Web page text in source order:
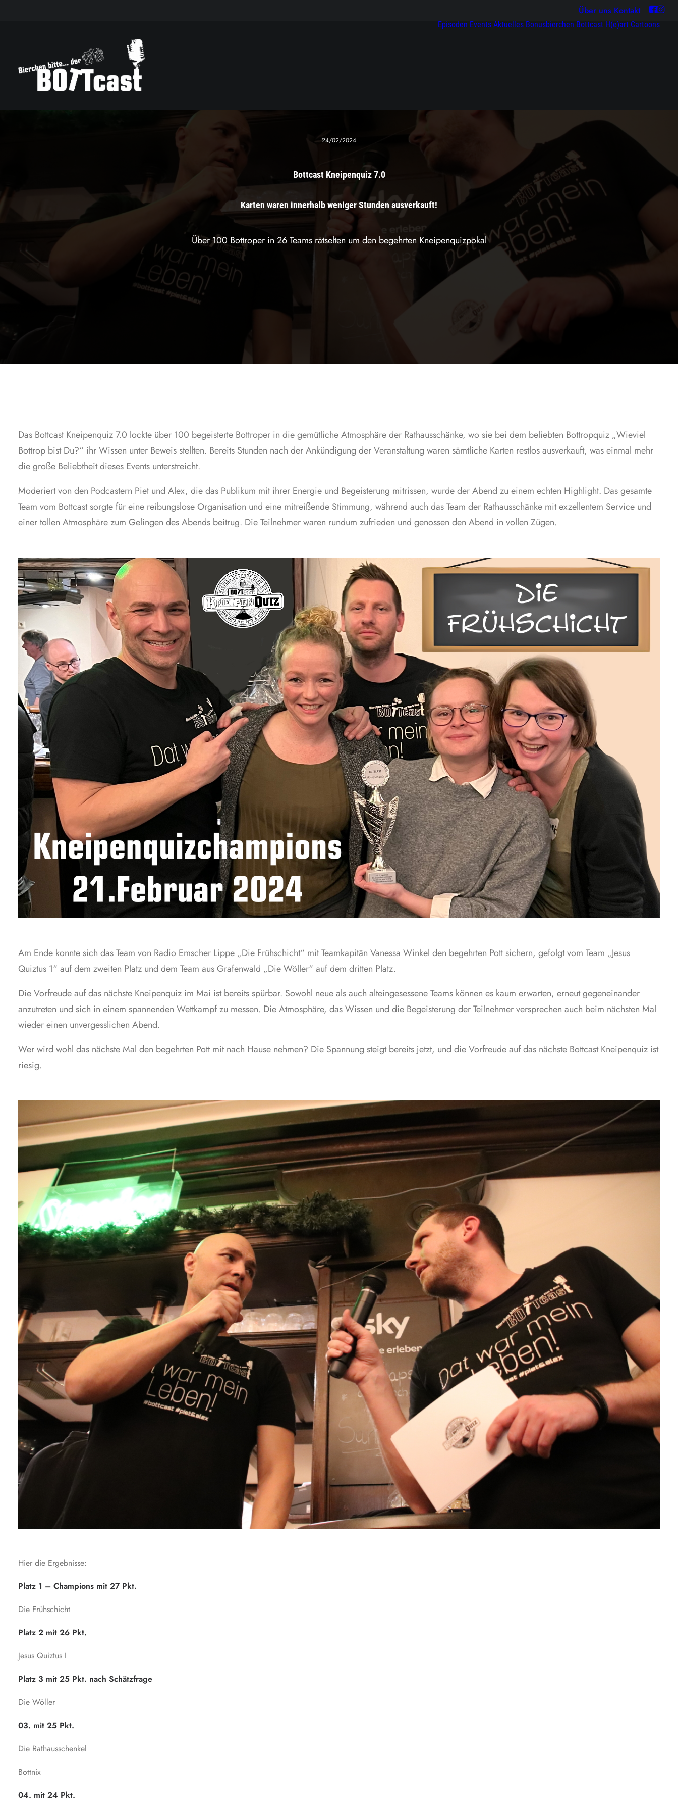
Über uns Kontakt
Episoden Events Aktuelles Bonusbierchen Bottcast H(e)art Cartoons
24/02/2024
Bottcast Kneipenquiz 7.0
Karten waren innerhalb weniger Stunden ausverkauft!
Über 100 Bottroper in 26 Teams rätselten um den begehrten Kneipenquizpokal
Das Bottcast Kneipenquiz 7.0 lockte über 100 begeisterte Bottroper in die gemütliche Atmosphäre der Rathausschänke, wo sie bei dem beliebten Bottropquiz „Wieviel
Bottrop bist Du?“ ihr Wissen unter Beweis stellten. Bereits Stunden nach der Ankündigung der Veranstaltung waren sämtliche Karten restlos ausverkauft, was einmal mehr
die große Beliebtheit dieses Events unterstreicht.
Moderiert von den Podcastern Piet und Alex, die das Publikum mit ihrer Energie und Begeisterung mitrissen, wurde der Abend zu einem echten Highlight. Das gesamte
Team vom Bottcast sorgte für eine reibungslose Organisation und eine mitreißende Stimmung, während auch das Team der Rathausschänke mit exzellentem Service und
einer tollen Atmosphäre zum Gelingen des Abends beitrug. Die Teilnehmer waren rundum zufrieden und genossen den Abend in vollen Zügen.
Am Ende konnte sich das Team von Radio Emscher Lippe „Die Frühschicht“ mit Teamkapitän Vanessa Winkel den begehrten Pott sichern, gefolgt vom Team „Jesus
Quiztus 1“ auf dem zweiten Platz und dem Team aus Grafenwald „Die Wöller“ auf dem dritten Platz.
Die Vorfreude auf das nächste Kneipenquiz im Mai ist bereits spürbar. Sowohl neue als auch alteingesessene Teams können es kaum erwarten, erneut gegeneinander
anzutreten und sich in einem spannenden Wettkampf zu messen. Die Atmosphäre, das Wissen und die Begeisterung der Teilnehmer versprechen auch beim nächsten Mal
wieder einen unvergesslichen Abend.
Wer wird wohl das nächste Mal den begehrten Pott mit nach Hause nehmen? Die Spannung steigt bereits jetzt, und die Vorfreude auf das nächste Bottcast Kneipenquiz ist
riesig.
Hier die Ergebnisse:
Platz 1 – Champions mit 27 Pkt.
Die Frühschicht
Platz 2 mit 26 Pkt.
Jesus Quiztus I
Platz 3 mit 25 Pkt. nach Schätzfrage
Die Wöller
03. mit 25 Pkt.
Die Rathausschenkel
Bottnix
04. mit 24 Pkt.